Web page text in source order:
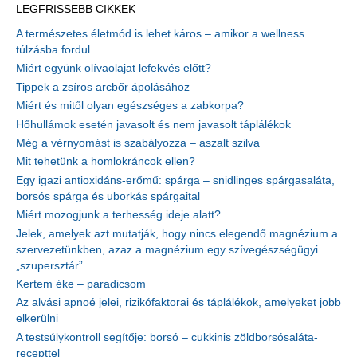
LEGFRISSEBB CIKKEK
A természetes életmód is lehet káros – amikor a wellness
túlzásba fordul
Miért együnk olívaolajat lefekvés előtt?
Tippek a zsíros arcbőr ápolásához
Miért és mitől olyan egészséges a zabkorpa?
Hőhullámok esetén javasolt és nem javasolt táplálékok
Még a vérnyomást is szabályozza – aszalt szilva
Mit tehetünk a homlokráncok ellen?
Egy igazi antioxidáns-erőmű: spárga – snidlinges spárgasaláta,
borsós spárga és uborkás spárgaital
Miért mozogjunk a terhesség ideje alatt?
Jelek, amelyek azt mutatják, hogy nincs elegendő magnézium a
szervezetünkben, azaz a magnézium egy szívegészségügyi
„szupersztár”
Kertem éke – paradicsom
Az alvási apnoé jelei, rizikófaktorai és táplálékok, amelyeket jobb
elkerülni
A testsúlykontroll segítője: borsó – cukkinis zöldborsósaláta-
recepttel